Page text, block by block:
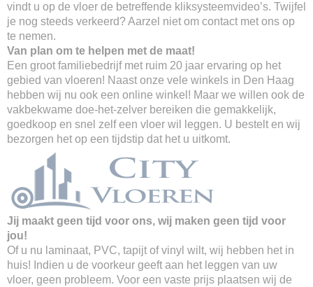
vindt u op de vloer de betreffende kliksysteemvideo’s. Twijfel
je nog steeds verkeerd? Aarzel niet om contact met ons op
te nemen.
Van plan om te helpen met de maat!
Een groot familiebedrijf met ruim 20 jaar ervaring op het
gebied van vloeren! Naast onze vele winkels in Den Haag
hebben wij nu ook een online winkel! Maar we willen ook de
vakbekwame doe-het-zelver bereiken die gemakkelijk,
goedkoop en snel zelf een vloer wil leggen. U bestelt en wij
bezorgen het op een tijdstip dat het u uitkomt.
Jij maakt geen tijd voor ons, wij maken geen tijd voor
jou!
Of u nu laminaat, PVC, tapijt of vinyl wilt, wij hebben het in
huis! Indien u de voorkeur geeft aan het leggen van uw
vloer, geen probleem. Voor een vaste prijs plaatsen wij de